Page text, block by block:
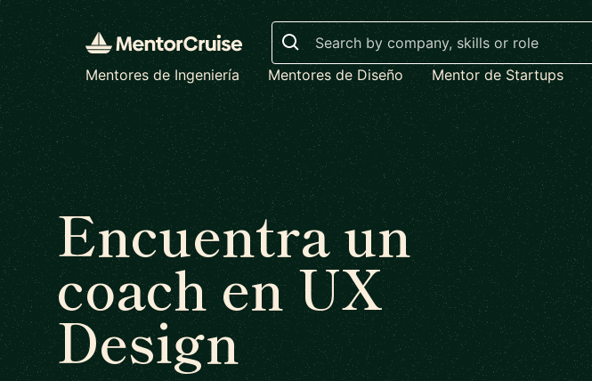
Search
Mentores de Ingeniería
Mentores de Diseño Mentor de Startups
Encuentra un
coach en UX
Design